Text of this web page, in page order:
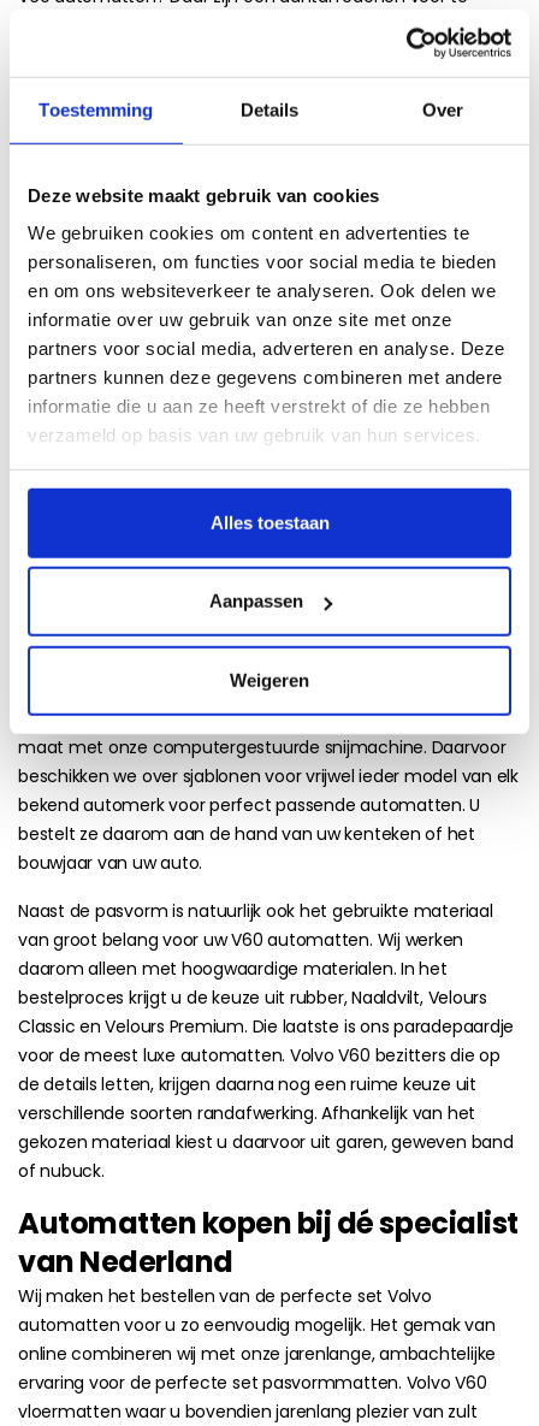
Toestemming Details Over
Deze website maakt gebruik van cookies
We gebruiken cookies om content en advertenties te
personaliseren, om functies voor social media te bieden
en om ons websiteverkeer te analyseren. Ook delen we
informatie over uw gebruik van onze site met onze
partners voor social media, adverteren en analyse. Deze
partners kunnen deze gegevens combineren met andere
informatie die u aan ze heeft verstrekt of die ze hebben
verzameld op basis van uw gebruik van hun services.
Alles toestaan
Aanpassen
Weigeren
Optimale veiligheid. Door een goede pasvorm voorkomt u
het verschuiven van de automatten. Volvo V60 vloermatten
Gemakkelijke bevestiging. Een optimale pasvorm zorgt er
originele bevestigingspunten. Daardoor is het bevestigen van
de matten zo gebeurd. U bespaart zichzelf dus veel irritatie.
Esthetisch fraaier. Tot slot, maar zeker niet minder
belangrijk, oogt het simpelweg een stuk beter wanneer de
automatten perfect in uw auto passen.
Daarom kunt u bij ons Volvo V60 automatten kopen met een
gegarandeerd perfecte pasvorm. Hieronder leest u hoe dat
werkt. Ook vertellen we graag meer over het materiaal van
onze luxe automatten. Volvo V60 vloermatten die echt
Bestel de Volvo V60 automatten
die écht bij u passen
Wij leveren voor ieder model een perfecte set
verschillen van een exemplaar uit 2011. Uw V60 automatten
maken we - na uw bestelling - daarom speciaal voor u op
maat met onze computergestuurde snijmachine. Daarvoor
beschikken we over sjablonen voor vrijwel ieder model van elk
bekend automerk voor perfect passende automatten. U
bestelt ze daarom aan de hand van uw kenteken of het
bouwjaar van uw auto.
Naast de pasvorm is natuurlijk ook het gebruikte materiaal
van groot belang voor uw V60 automatten. Wij werken
daarom alleen met hoogwaardige materialen. In het
bestelproces krijgt u de keuze uit rubber, Naaldvilt, Velours
Classic en Velours Premium. Die laatste is ons paradepaardje
voor de meest luxe automatten. Volvo V60 bezitters die op
de details letten, krijgen daarna nog een ruime keuze uit
verschillende soorten randafwerking. Afhankelijk van het
gekozen materiaal kiest u daarvoor uit garen, geweven band
of nubuck.
Automatten kopen bij dé specialist
van Nederland
Wij maken het bestellen van de perfecte set Volvo
automatten voor u zo eenvoudig mogelijk. Het gemak van
online combineren wij met onze jarenlange, ambachtelijke
ervaring voor de perfecte set pasvormmatten. Volvo V60
vloermatten waar u bovendien jarenlang plezier van zult